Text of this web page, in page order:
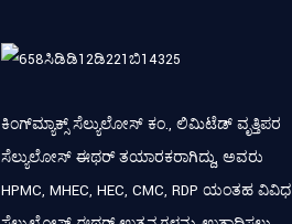
ಕಿಂಗ್‌ಮ್ಯಾಕ್ಸ್ ಸೆಲ್ಯುಲೋಸ್ ಕಂ., ಲಿಮಿಟೆಡ್ ವೃತ್ತಿಪರ
ಸೆಲ್ಯುಲೋಸ್ ಈಥರ್ ತಯಾರಕರಾಗಿದ್ದು, ಅವರು
HPMC, MHEC, HEC, CMC, RDP ಯಂತಹ ವಿವಿಧ